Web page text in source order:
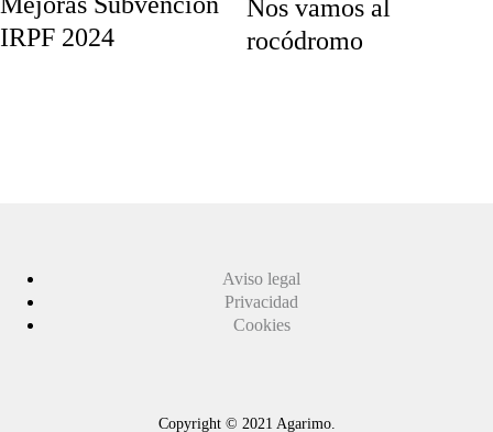
IRPF 2024
Nos vamos al
rocódromo
Copyright © 2021 Agarimo.
Aviso legal
Privacidad
Cookies